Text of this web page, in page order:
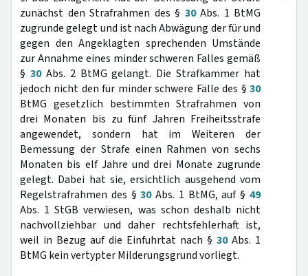
zunächst den Strafrahmen des § 30Abs. 1 BtMG
zugrunde gelegt und ist nach Abwägung der für und
gegen den Angeklagten sprechenden Umstände
zur Annahme eines minder schweren Falles gemäß
§ 30Abs. 2 BtMG gelangt. Die Strafkammer hat
jedoch nicht den für minder schwere Fälle des § 30
BtMG gesetzlich bestimmten Strafrahmen von
drei Monaten bis zu fünf Jahren Freiheitsstrafe
angewendet, sondern hat im Weiteren der
Bemessung der Strafe einen Rahmen von sechs
Monaten bis elf Jahre und drei Monate zugrunde
gelegt. Dabei hat sie, ersichtlich ausgehend vom
Regelstrafrahmen des §30Abs. 1 BtMG, auf §49
Abs. 1 StGB verwiesen, was schon deshalb nicht
nachvollziehbar und daher rechtsfehlerhaft ist,
weil in Bezug auf die Einfuhrtat nach § 30Abs. 1
BtMG kein vertypter Milderungsgrund vorliegt.